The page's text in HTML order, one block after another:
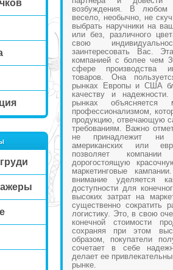
возбуждения. В любом
весело, необычно, не
выбрать наручники на
или без, различного
свою
заинтересовать Вас.
компанией с более чем
сфере производства
товаров. Она
рынках Европы и США
качеству и
рынках объясняется
профессионализмом,
продукцию, отвечающую
требованиям. Важно
не принадлежит ни
американских или
позволяет
дорогостоящую
маркетинговые
внимание уделяется
доступности для
высоких затрат на
существенно сократить
логистику. Это, в свою
конечной стоимости
сохраняя при этом
образом, покупатели
сочетает в себе
делает ее
рынке.